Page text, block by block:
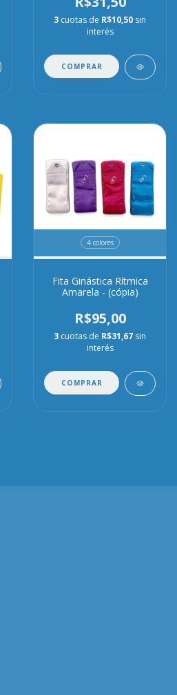
3 cuotas de R$10,50 sin
interés
COMPRAR
4 colores
Fita Ginástica Rítmica
Amarela - (cópia)
R$95,00
3 cuotas de R$31,67 sin
interés
COMPRAR